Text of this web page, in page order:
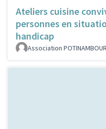
Ateliers cuisine
personnes en
handicap
Association POTINAMBOUR